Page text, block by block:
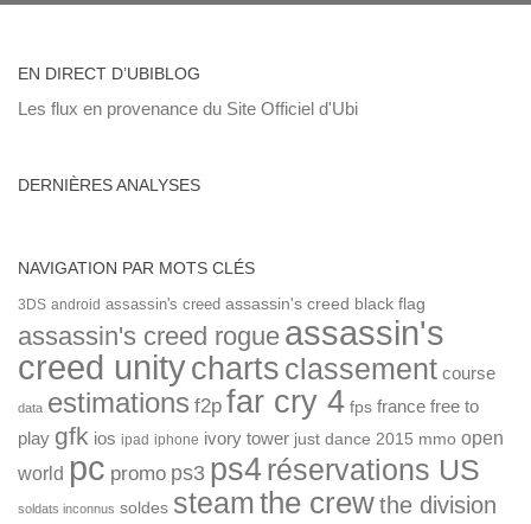
EN DIRECT D’UBIBLOG
Les flux en provenance du Site Officiel d'Ubi
DERNIÈRES ANALYSES
NAVIGATION PAR MOTS CLÉS
3DS android assassin's creed assassin's creed black flag
assassin's creed rogue assassin's
creed unitycharts classement course
data estimations f2p far cry 4 fps france free to
play gfk ios ipad iphone ivory tower just dance 2015 mmo open
world pc promo ps3 ps4réservations US
soldats inconnus soldes steamthe crewthe division